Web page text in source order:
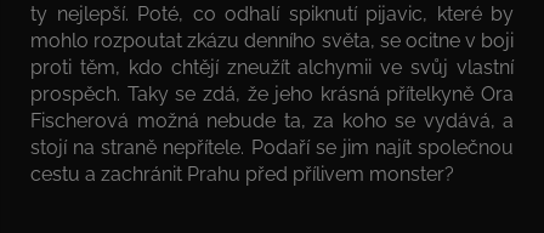
ty nejlepší. Poté, co odhalí spiknutí pijavic, které by
mohlo rozpoutat zkázu denního světa, se ocitne v boji
proti těm, kdo chtějí zneužít alchymii ve svůj vlastní
prospěch. Taky se zdá, že jeho krásná přítelkyně Ora
Fischerová možná nebude ta, za koho se vydává, a
stojí na straně nepřítele. Podaří se jim najít společnou
cestu a zachránit Prahu před přílivem monster?